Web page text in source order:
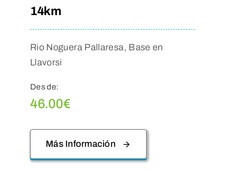
14km
Rio Noguera Pallaresa, Base en
Llavorsi
Des de:
46.00€
Más Información